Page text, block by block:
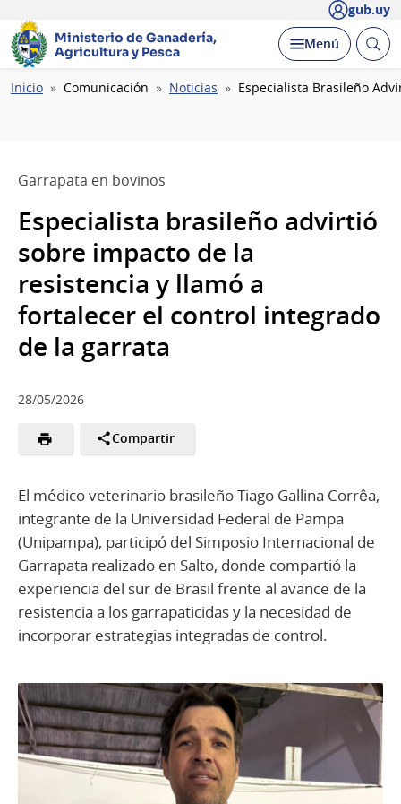
gub.uy
Ministerio de Ganadería,
Agricultura y Pesca
Desplegar
Menú Abrir
Ruta
Inicio Comunicación Noticias Especialista Brasileño
Garrapata en bovinos
Especialista brasileño advirtió
sobre impacto de la
resistencia y llamó a
fortalecer el control integrado
de la garrata
28/05/2026
Compartir
El médico veterinario brasileño Tiago Gallina Corrêa,
integrante de la Universidad Federal de Pampa
(Unipampa), participó del Simposio Internacional de
Garrapata realizado en Salto, donde compartió la
experiencia del sur de Brasil frente al avance de la
resistencia a los garrapaticidas y la necesidad de
incorporar estrategias integradas de control.